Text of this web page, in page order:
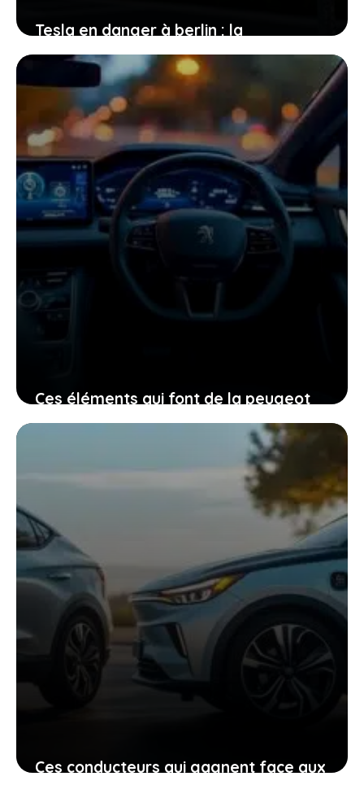
Tesla en danger à berlin : la
gigafactory menacée par la baisse
des ventes européennes, que devez-
vous savoir ?
16 janvier 2026
Ces éléments qui font de la peugeot
408 électrique une voiture à
15 janvier 2026
Ces conducteurs qui gagnent face aux